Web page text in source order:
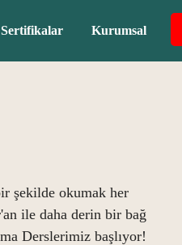
Sertifikalar Kurumsal
şekilde okumak her
ile daha derin bir bağ
Derslerimiz başlıyor!